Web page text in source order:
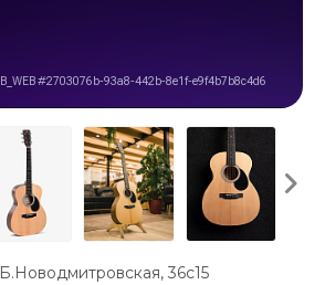
Б.Новодмитровская, 36с15